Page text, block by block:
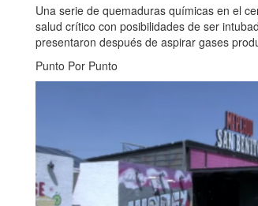
Una serie de quemaduras químicas en el
salud crítico con posibilidades de ser
presentaron después de aspirar gases
Punto Por Punto